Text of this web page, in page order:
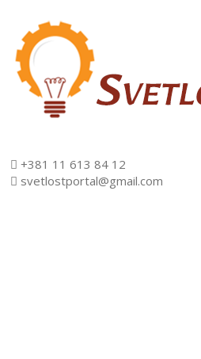
+381 11 613 84 12
svetlostportal@gmail.com